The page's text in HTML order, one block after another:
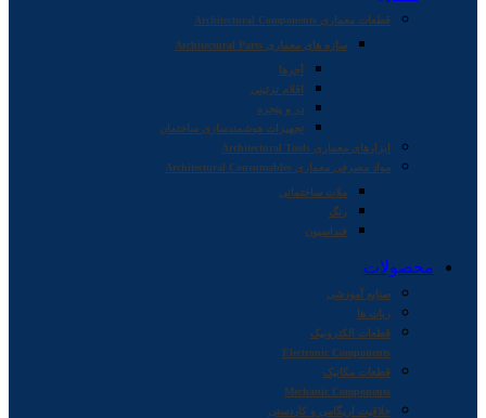
قطعات معماری Architectural Components
سازه های معماری Architectural Parts
آجرها
اقلام تزئینی
در و پنجره
تجهیزات هوشمندسازی ساختمان
ابزارهای معماری Architectural Tools
مواد مصرفی معماری Architectural Consumables
ملات ساختمانی
رنگ
فنداسیون
محصولات
صنایع آموزشی
ربات ها
قطعات الکترونیک
Electronic Components
قطعات مکانیک
Mechanic Components
خلاقیت اریگامی و کاردستی